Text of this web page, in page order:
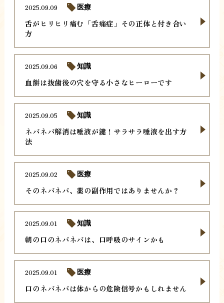
舌がヒリヒリ痛む「舌痛症」その正体と付き合い
方
2025.09.09 医療
血餅は抜歯後の穴を守る小さなヒーローです
2025.09.06 知識
ネバネバ解消は唾液が鍵！サラサラ唾液を出す方
法
2025.09.05 知識
そのネバネバ、薬の副作用ではありませんか？
2025.09.02 医療
朝の口のネバネバは、口呼吸のサインかも
2025.09.01 知識
口のネバネバは体からの危険信号かもしれません
2025.09.01 医療